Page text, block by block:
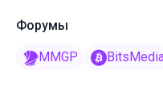
Форумы
MMGP